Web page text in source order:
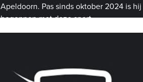
Apeldoorn. Pas sinds oktober 2024 is hij
begonnen met deze sport